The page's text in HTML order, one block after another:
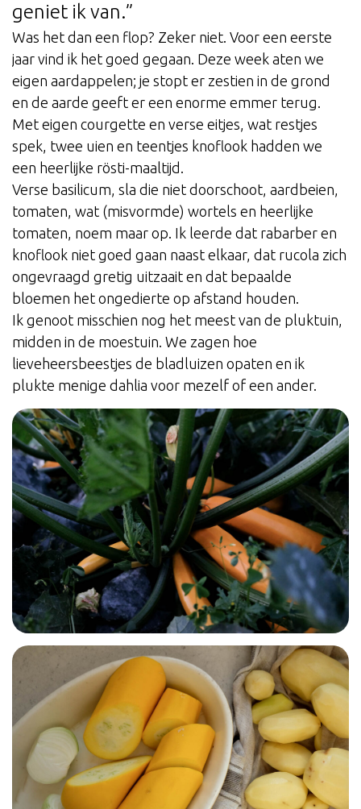
geniet ik van.”
Was het dan een flop? Zeker niet. Voor een eerste
jaar vind ik het goed gegaan. Deze week aten we
eigen aardappelen; je stopt er zestien in de grond
en de aarde geeft er een enorme emmer terug.
Met eigen courgette en verse eitjes, wat restjes
spek, twee uien en teentjes knoflook hadden we
een heerlijke rösti-maaltijd.
Verse basilicum, sla die niet doorschoot, aardbeien,
tomaten, wat (misvormde) wortels en heerlijke
tomaten, noem maar op. Ik leerde dat rabarber en
knoflook niet goed gaan naast elkaar, dat rucola zich
ongevraagd gretig uitzaait en dat bepaalde
bloemen het ongedierte op afstand houden.
Ik genoot misschien nog het meest van de pluktuin,
midden in de moestuin. We zagen hoe
lieveheersbeestjes de bladluizen opaten en ik
plukte menige dahlia voor mezelf of een ander.